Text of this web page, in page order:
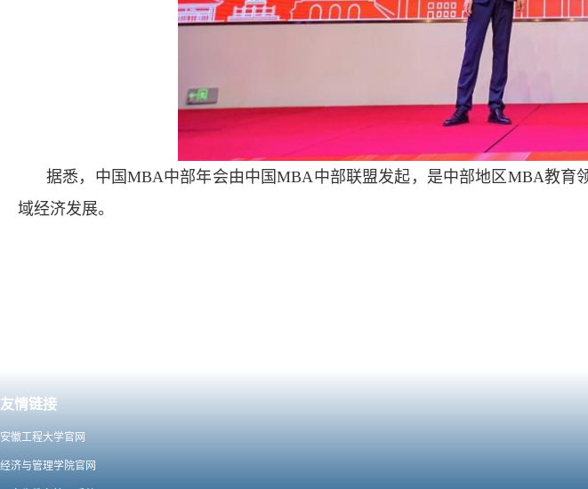
据悉，中国MBA中部年会由中国MBA中部联盟发起，是中部地区MBA教
域经济发展。
友情链接
安徽工程大学官网
经济与管理学院官网